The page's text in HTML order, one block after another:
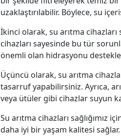
uzaklaştırılabilir. Böylece, su
İkinci olarak, su arıtma
cihazları sayesinde bu tür
önemli olan hidrasyonu
Üçüncü olarak, su arıtma
tasarruf yapabilirsiniz. Ayrıca,
veya ütüler gibi cihazlar suyun
Su arıtma cihazları sağlığımız
daha iyi bir yaşam kalitesi sağlar.